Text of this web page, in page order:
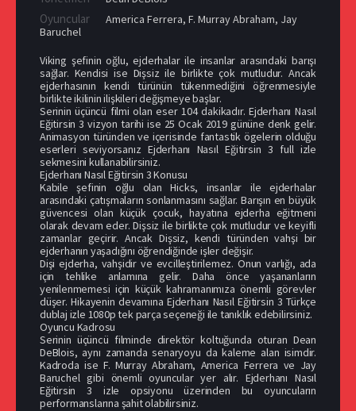
Oyuncular America Ferrera, F. Murray Abraham, Jay
Baruchel
Viking şefinin oğlu, ejderhalar ile insanlar arasındaki barışı
sağlar. Kendisi ise Dişsiz ile birlikte çok mutludur. Ancak
ejderhasının kendi türünün tükenmediğini öğrenmesiyle
birlikte ikilinin ilişkileri değişmeye başlar.
Serinin üçüncü filmi olan eser 104 dakikadır. Ejderhanı Nasıl
Eğitirsin 3 vizyon tarihi ise 25 Ocak 2019 gününe denk gelir.
Animasyon türünden ve içerisinde fantastik ögelerin olduğu
eserleri seviyorsanız Ejderhanı Nasıl Eğitirsin 3 full izle
sekmesini kullanabilirsiniz.
Ejderhanı Nasıl Eğitirsin 3 Konusu
Kabile şefinin oğlu olan Hicks, insanlar ile ejderhalar
arasındaki çatışmaların sonlanmasını sağlar. Barışın en büyük
güvencesi olan küçük çocuk, hayatına ejderha eğitmeni
olarak devam eder. Dişsiz ile birlikte çok mutludur ve keyifli
zamanlar geçirir. Ancak Dişsiz, kendi türünden vahşi bir
ejderhanın yaşadığını öğrendiğinde işler değişir.
Dişi ejderha, vahşidir ve evcilleştirilemez. Onun varlığı, ada
için tehlike anlamına gelir. Daha önce yaşananların
yenilenmemesi için küçük kahramanımıza önemli görevler
düşer. Hikayenin devamına Ejderhanı Nasıl Eğitirsin 3 Türkçe
dublaj izle 1080p tek parça seçeneği ile tanıklık edebilirsiniz.
Oyuncu Kadrosu
Serinin üçüncü filminde direktör koltuğunda oturan Dean
DeBlois, aynı zamanda senaryoyu da kaleme alan isimdir.
Kadroda ise F. Murray Abraham, America Ferrera ve Jay
Baruchel gibi önemli oyuncular yer alır. Ejderhanı Nasıl
Eğitirsin 3 izle opsiyonu üzerinden bu oyuncuların
performanslarına şahit olabilirsiniz.